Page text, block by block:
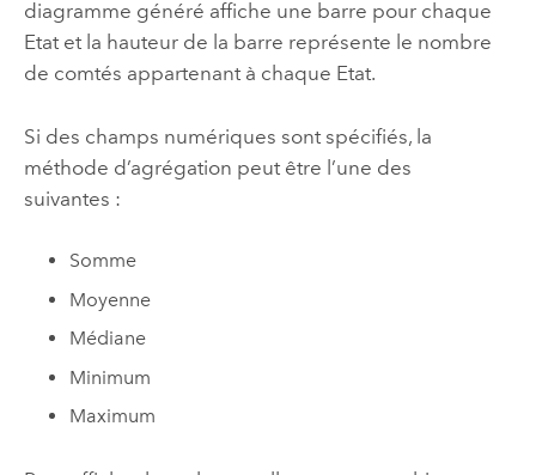
diagramme généré affiche une barre pour chaque
Etat et la hauteur de la barre représente le nombre
de comtés appartenant à chaque Etat.
Si des champs numériques sont spécifiés, la
méthode d’agrégation peut être l’une des
suivantes :
Somme
Moyenne
Médiane
Minimum
Maximum